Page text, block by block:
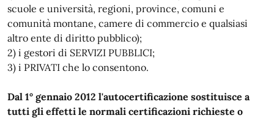
scuole e università, regioni, province, comuni e
comunità montane, camere di commercio e qualsiasi
altro ente di diritto pubblico);
2) i gestori di SERVIZI PUBBLICI;
3) i PRIVATI che lo consentono.
Dal 1° gennaio 2012 l'autocertificazione sostituisce a
tutti gli effetti le normali certificazioni richieste o